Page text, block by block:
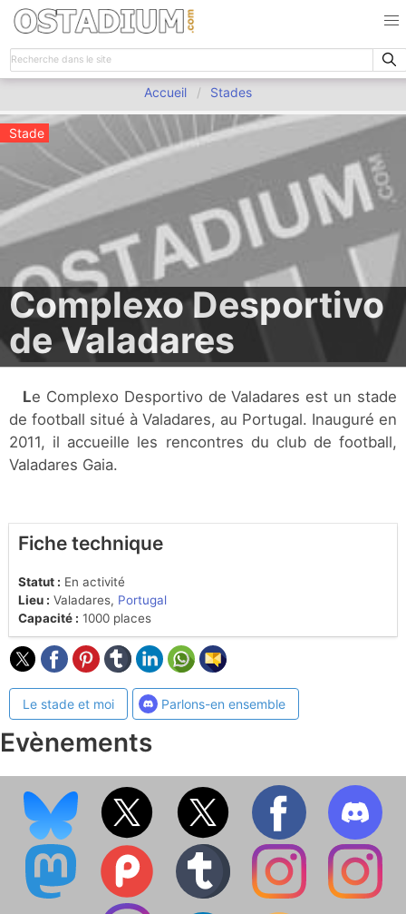
Accueil Stades
Stade
Complexo Desportivo
de Valadares
Le Complexo Desportivo de Valadares est un stade
de football situé à Valadares, au Portugal. Inauguré en
2011, il accueille les rencontres du club de football,
Valadares Gaia.
Fiche technique
Statut : En activité
Lieu : Valadares, Portugal
Capacité : 1000 places
Le stade et moi Parlons-en ensemble
Evènements